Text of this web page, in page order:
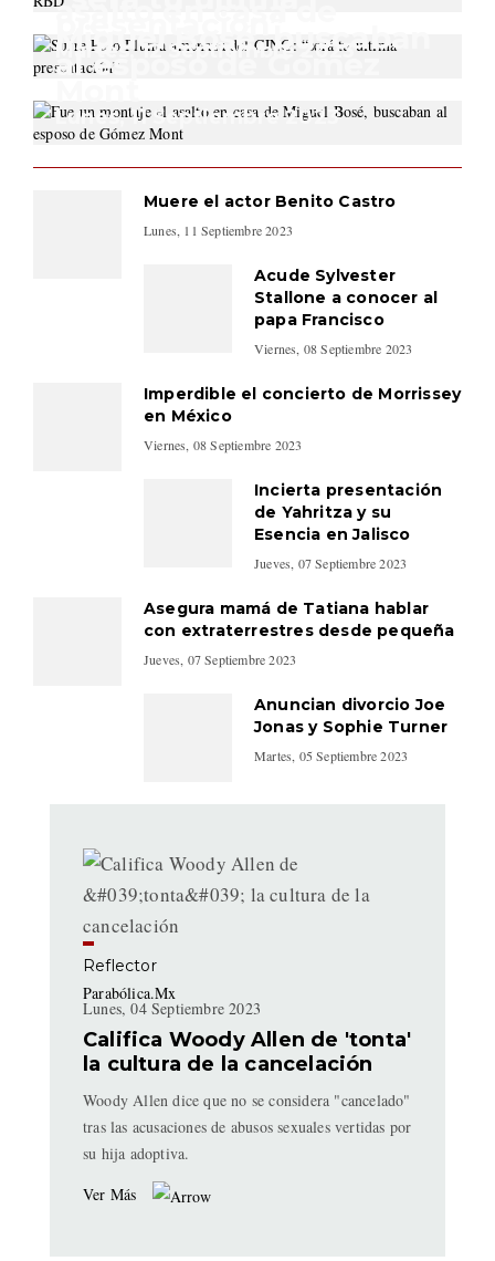
Martes, 12 Septiembre 2023
asalto en casa de
Miguel Bosé, buscaban
al esposo de Gómez
Lunes, 11 Septiembre 2023
Muere el actor Benito Castro
Lunes, 11 Septiembre 2023
Acude Sylvester
Stallone a conocer al
papa Francisco
Viernes, 08 Septiembre 2023
Imperdible el concierto de Morrissey
en México
Viernes, 08 Septiembre 2023
Incierta presentación
de Yahritza y su
Esencia en Jalisco
Jueves, 07 Septiembre 2023
Asegura mamá de Tatiana hablar
con extraterrestres desde pequeña
Jueves, 07 Septiembre 2023
Anuncian divorcio Joe
Jonas y Sophie Turner
Martes, 05 Septiembre 2023
Reflector
Parabólica.Mx
Lunes, 04 Septiembre 2023
Califica Woody Allen de 'tonta'
la cultura de la cancelación
Woody Allen dice que no se considera "cancelado"
tras las acusaciones de abusos sexuales vertidas por
su hija adoptiva.
Ver Más